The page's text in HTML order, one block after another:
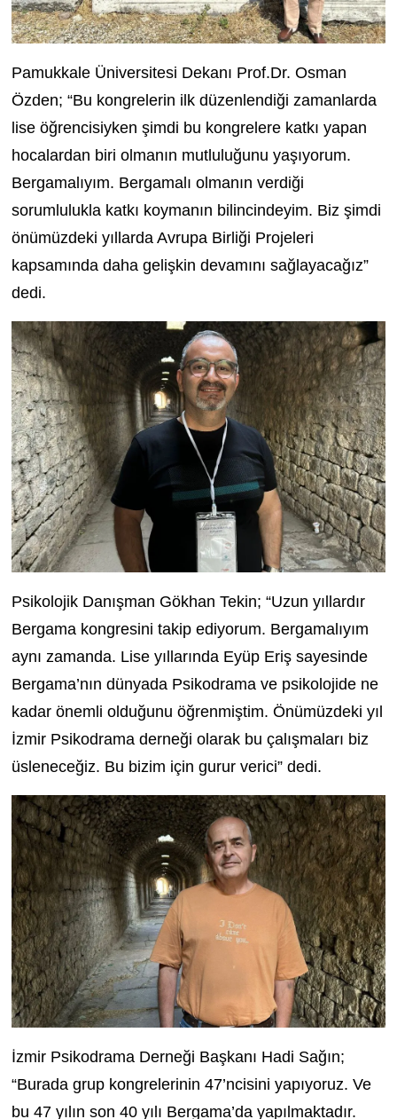
Pamukkale Üniversitesi Dekanı Prof.Dr. Osman
Özden; “Bu kongrelerin ilk düzenlendiği zamanlarda
lise öğrencisiyken şimdi bu kongrelere katkı yapan
hocalardan biri olmanın mutluluğunu yaşıyorum.
Bergamalıyım. Bergamalı olmanın verdiği
sorumlulukla katkı koymanın bilincindeyim. Biz şimdi
önümüzdeki yıllarda Avrupa Birliği Projeleri
kapsamında daha gelişkin devamını sağlayacağız”
dedi.
Psikolojik Danışman Gökhan Tekin; “Uzun yıllardır
Bergama kongresini takip ediyorum. Bergamalıyım
aynı zamanda. Lise yıllarında Eyüp Eriş sayesinde
Bergama’nın dünyada Psikodrama ve psikolojide ne
kadar önemli olduğunu öğrenmiştim. Önümüzdeki yıl
İzmir Psikodrama derneği olarak bu çalışmaları biz
üsleneceğiz. Bu bizim için gurur verici” dedi.
İzmir Psikodrama Derneği Başkanı Hadi Sağın;
“Burada grup kongrelerinin 47’ncisini yapıyoruz. Ve
bu 47 yılın son 40 yılı Bergama’da yapılmaktadır.